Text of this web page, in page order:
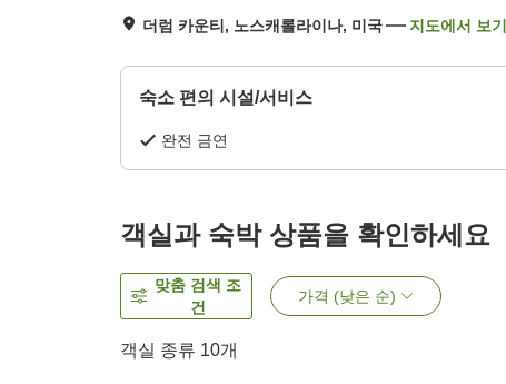
더럼 카운티, 노스캐롤라이나, 미국 지도에서 보기
숙소 편의 시설/서비스
완전 금연
객실과 숙박 상품을 확인하세요
맞춤 검색 조
건
가격 (낮은 순)
객실 종류 10개